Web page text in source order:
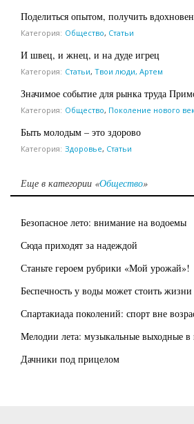
Поделиться опытом, получить
Категория: Общество, Статьи
И швец, и жнец, и на дуде игрец
Категория: Статьи, Твои люди, Артем
Значимое событие для рынка труда
Категория: Общество, Поколение нового
Быть молодым – это здорово
Категория: Здоровье, Статьи
Еще в категории «Общество»
Безопасное лето: внимание на водоемы
Сюда приходят за надеждой
Станьте героем рубрики «Мой урожай»!
Беспечность у воды может стоить жизни
Спартакиада поколений: спорт вне
Мелодии лета: музыкальные выходные в
Дачники под прицелом